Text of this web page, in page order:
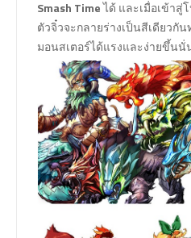
Smash Timeได้ และเมื่อเข้าสู่
ตัวจิ๋วจะกลายร่างเป็นสีเดียวกั
มอนสเตอร์ได้แรงและง่ายขึ้นนั่